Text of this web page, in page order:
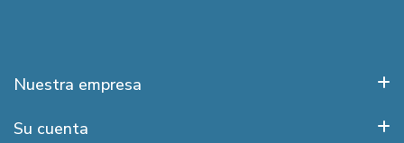
Nuestra empresa
Su cuenta